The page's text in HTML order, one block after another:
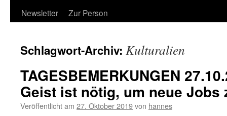
Newsletter
Zur Person
Schlagwort-Archiv: Kulturalien
TAGESBEMERKUNGEN
Geist ist nötig, um neue Jobs
Veröffentlicht am 27. Oktober 2019von hannes